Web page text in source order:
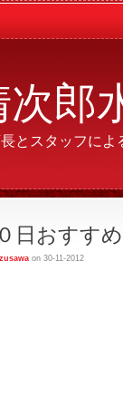
次郎
とスタッフによ
日おすす
on 30-11-2012